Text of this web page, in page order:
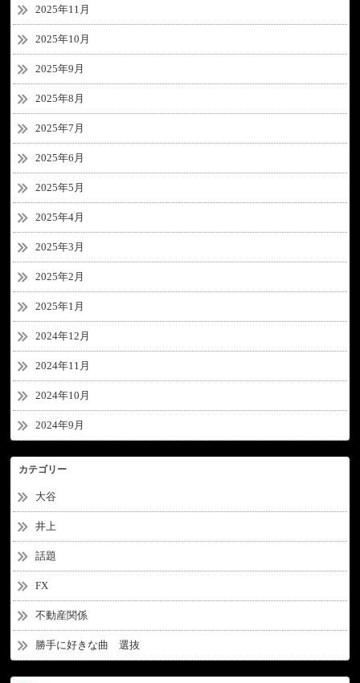
2025年11月
2025年10月
2025年9月
2025年8月
2025年7月
2025年6月
2025年5月
2025年4月
2025年3月
2025年2月
2025年1月
2024年12月
2024年11月
2024年10月
2024年9月
カテゴリー
大谷
井上
話題
FX
不動産関係
勝手に好きな曲 選抜